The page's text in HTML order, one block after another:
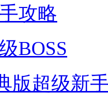
攻略
BOSS
版超级新